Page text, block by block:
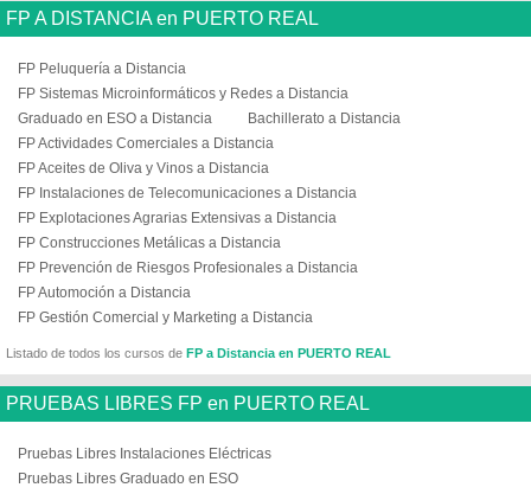
FP A DISTANCIA en PUERTO REAL
FP Peluquería a Distancia
FP Sistemas Microinformáticos y Redes a Distancia
Graduado en ESO a Distancia
Bachillerato a Distancia
FP Actividades Comerciales a Distancia
FP Aceites de Oliva y Vinos a Distancia
FP Instalaciones de Telecomunicaciones a Distancia
FP Explotaciones Agrarias Extensivas a Distancia
FP Construcciones Metálicas a Distancia
FP Prevención de Riesgos Profesionales a Distancia
FP Automoción a Distancia
FP Gestión Comercial y Marketing a Distancia
Listado de todos los cursos de FP a Distancia en PUERTO REAL
PRUEBAS LIBRES FP en PUERTO REAL
Pruebas Libres Instalaciones Eléctricas
Pruebas Libres Graduado en ESO